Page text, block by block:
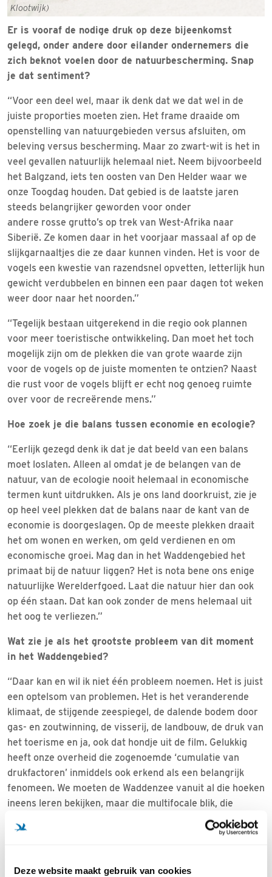
Deze website maakt gebruik van cookies
Klootwijk)
Er is vooraf de nodige druk op deze bijeenkomst
gelegd, onder andere door eilander ondernemers die
zich beknot voelen door de natuurbescherming. Snap
je dat sentiment?
“Voor een deel wel, maar ik denk dat we dat wel in de
juiste proporties moeten zien. Het frame draaide om
openstelling van natuurgebieden versus afsluiten, om
beleving versus bescherming. Maar zo zwart-wit is het in
veel gevallen natuurlijk helemaal niet. Neem bijvoorbeeld
het Balgzand, iets ten oosten van Den Helder waar we
onze Toogdag houden. Dat gebied is de laatste jaren
steeds belangrijker geworden voor onder
andere rosse grutto’s op trek van West-Afrika naar
Siberië. Ze komen daar in het voorjaar massaal af op de
slijkgarnaaltjes die ze daar kunnen vinden. Het is voor de
vogels een kwestie van razendsnel opvetten, letterlijk hun
gewicht verdubbelen en binnen een paar dagen tot weken
weer door naar het noorden.”
“Tegelijk bestaan uitgerekend in die regio ook plannen
voor meer toeristische ontwikkeling. Dan moet het toch
mogelijk zijn om de plekken die van grote waarde zijn
voor de vogels op de juiste momenten te ontzien? Naast
die rust voor de vogels blijft er echt nog genoeg ruimte
over voor de recreërende mens.”
Hoe zoek je die balans tussen economie en ecologie?
“Eerlijk gezegd denk ik dat je dat beeld van een balans
moet loslaten. Alleen al omdat je de belangen van de
natuur, van de ecologie nooit helemaal in economische
termen kunt uitdrukken. Als je ons land doorkruist, zie je
op heel veel plekken dat de balans naar de kant van de
economie is doorgeslagen. Op de meeste plekken draait
het om wonen en werken, om geld verdienen en om
economische groei. Mag dan in het Waddengebied het
primaat bij de natuur liggen? Het is nota bene ons enige
natuurlijke Werelderfgoed. Laat die natuur hier dan ook
op één staan. Dat kan ook zonder de mens helemaal uit
het oog te verliezen.”
Wat zie je als het grootste probleem van dit moment
in het Waddengebied?
“Daar kan en wil ik niet één probleem noemen. Het is juist
een optelsom van problemen. Het is het veranderende
klimaat, de stijgende zeespiegel, de dalende bodem door
gas- en zoutwinning, de visserij, de landbouw, de druk van
het toerisme en ja, ook dat hondje uit de film. Gelukkig
heeft onze overheid die zogenoemde ‘cumulatie van
drukfactoren’ inmiddels ook erkend als een belangrijk
fenomeen. We moeten de Waddenzee vanuit al die hoeken
ineens leren bekijken, maar die multifocale blik, die
bestaat gelukkig al heel lang: als je maar door de ogen
van de natuur kijkt. Groningse biologen hebben dat heel